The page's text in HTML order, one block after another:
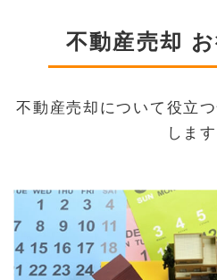
不動産売却
不動産売却について役立
します